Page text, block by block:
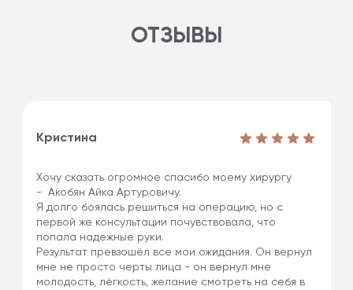
ОТЗЫВЫ
Кристина
Хочу сказать огромное спасибо моему хирургу
- Акобян Айка Артуровичу.
Я долго боялась решиться на операцию, но с
первой же консультации почувствовала, что
попала надежные руки.
Результат превзошёл все мои ожидания. Он вернул
мне не просто черты лица - он вернул мне
молодость, лёгкость, желание смотреть на себя в